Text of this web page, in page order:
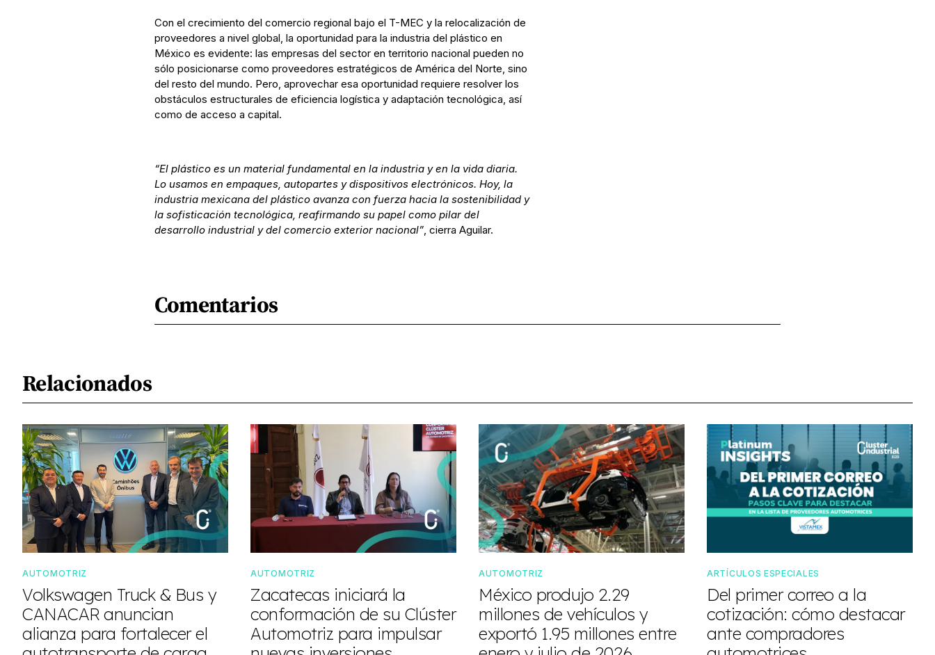
Con el crecimiento del comercio regional bajo el T-MEC y la relocalización de
proveedores a nivel global, la oportunidad para la industria del plástico en
México es evidente: las empresas del sector en territorio nacional pueden no
sólo posicionarse como proveedores estratégicos de América del Norte, sino
del resto del mundo. Pero, aprovechar esa oportunidad requiere resolver los
obstáculos estructurales de eficiencia logística y adaptación tecnológica, así
como de acceso a capital.
“El plástico es un material fundamental en la industria y en la vida diaria.
Lo usamos en empaques, autopartes y dispositivos electrónicos. Hoy, la
industria mexicana del plástico avanza con fuerza hacia la sostenibilidad y
la sofisticación tecnológica, reafirmando su papel como pilar del
desarrollo industrial y del comercio exterior nacional”, cierra Aguilar.
Comentarios
Relacionados
AUTOMOTRIZ
Volkswagen Truck & Bus y
CANACAR anuncian
alianza para fortalecer el
AUTOMOTRIZ
Zacatecas iniciará la
conformación de su Clúster
Automotriz para impulsar
AUTOMOTRIZ
México produjo 2.29
millones de vehículos y
exportó 1.95 millones entre
ARTÍCULOS ESPECIALES
Del primer correo a la
cotización: cómo destacar
ante compradores